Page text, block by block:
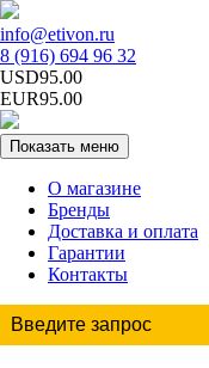
info@etivon.ru
8 (916) 694 96 32
USD95.00
EUR95.00
Показать меню
О магазине
Бренды
Доставка и оплата
Гарантии
Контакты